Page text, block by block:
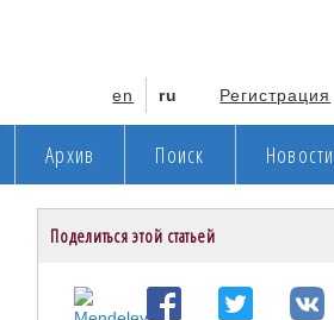
Регистрация
en ru
Архив Поиск Новости
Поделиться этой статьей